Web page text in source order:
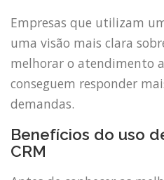
Empresas que utilizam
uma visão mais clara
melhorar o atendimento
conseguem responder
demandas.
Benefícios do uso
CRM